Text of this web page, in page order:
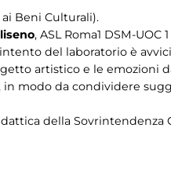
Beni Culturali).
, ASL Roma1 DSM-UOC
del laboratorio è
artistico e le emozioni
modo da condividere
della Sovrintendenza